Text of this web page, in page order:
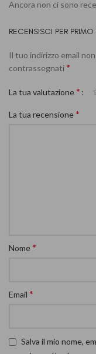
Ancora non ci sono
RECENSISCI PER
Il tuo indirizzo email
contrassegnati*
La tua valutazione*
La tua recensione*
Nome*
Email *
Salva il mio nome,